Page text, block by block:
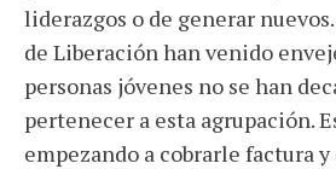
liderazgos o de generar nuevos.
de Liberación han venido
personas jóvenes no se han
pertenecer a esta agrupación.
empezando a cobrarle factura